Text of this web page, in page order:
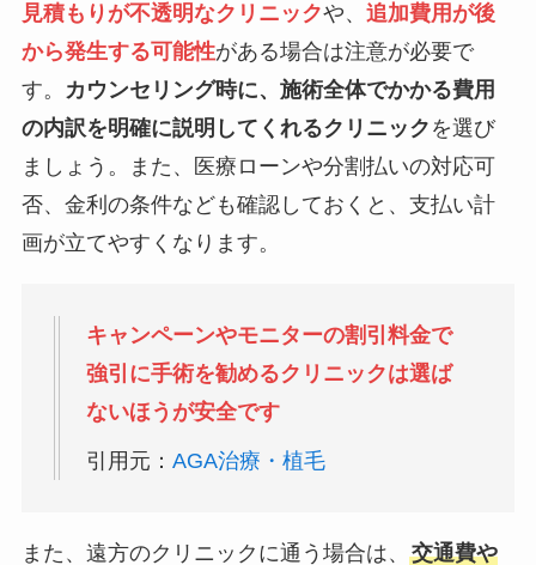
見積もりが不透明なクリニックや、 追加費用が後
から発生する可能性がある場合は注意が必要で
す。
カウンセリング時に、施術全体でかかる費用
の内訳を明確に説明してくれるクリニック を選び
ましょう。また、医療ローンや分割払いの対応可
否、金利の条件なども確認しておくと、支払い計
画が立てやすくなります。
キャンペーンやモニターの割引料金で
強引に手術を勧めるクリニックは選ば
ないほうが安全です
引用元： AGA治療・植毛
また、遠方のクリニックに通う場合は、 交通費や